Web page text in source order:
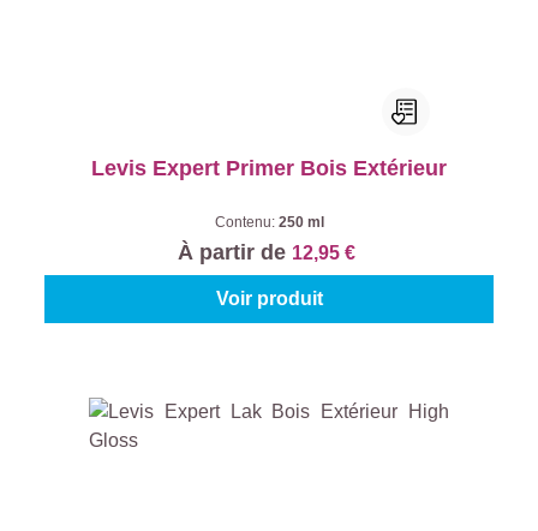
Levis Expert Primer Bois Extérieur
Contenu: 250 ml
À partir de 12,95 €
Voir produit